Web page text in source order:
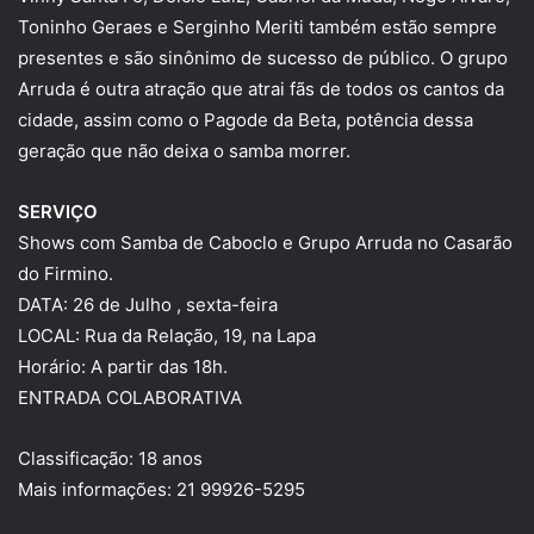
Toninho Geraes e Serginho Meriti também estão sempre
presentes e são sinônimo de sucesso de público. O grupo
Arruda é outra atração que atrai fãs de todos os cantos da
cidade, assim como o Pagode da Beta, potência dessa
geração que não deixa o samba morrer.
SERVIÇO
Shows com Samba de Caboclo e Grupo Arruda no Casarão
do Firmino.
DATA: 26 de Julho , sexta-feira
LOCAL: Rua da Relação, 19, na Lapa
Horário: A partir das 18h.
ENTRADA COLABORATIVA
Classificação: 18 anos
Mais informações: 21 99926-5295